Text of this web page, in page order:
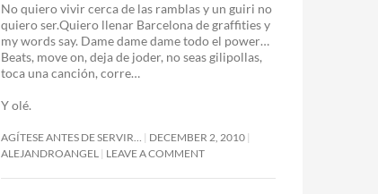
No quiero vivir cerca de las ramblas y un guiri no
quiero ser.Quiero llenar Barcelona de graffities y
my words say. Dame dame dame todo el power…
Beats, move on, deja de joder, no seas gilipollas,
toca una canción, corre…
Y olé.
AGÍTESE ANTES DE SERVIR…
DECEMBER 2, 2010
ALEJANDROANGEL LEAVE A COMMENT